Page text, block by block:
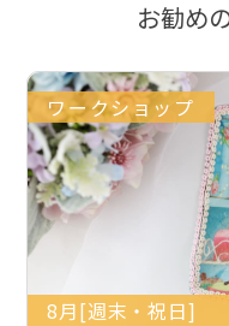
お勧め
ワークショップ
8月[週末・祝日]